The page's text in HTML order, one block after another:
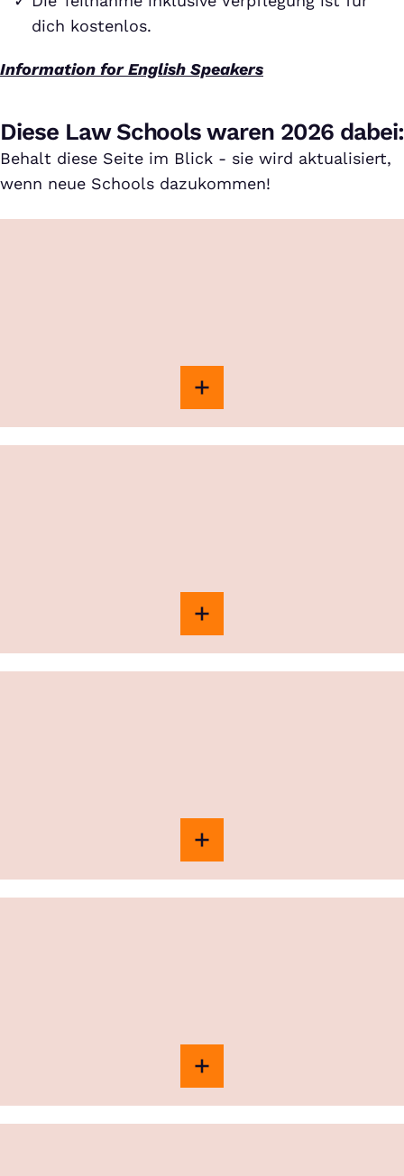
dich kostenlos.
Information for English Speakers
Diese Law Schools waren 2026 dabei:
Behalt diese Seite im Blick - sie wird aktualisiert,
wenn neue Schools dazukommen!